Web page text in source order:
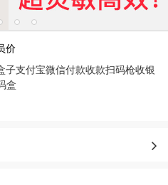
价
子支付宝微信付款收款扫码枪收银
盒